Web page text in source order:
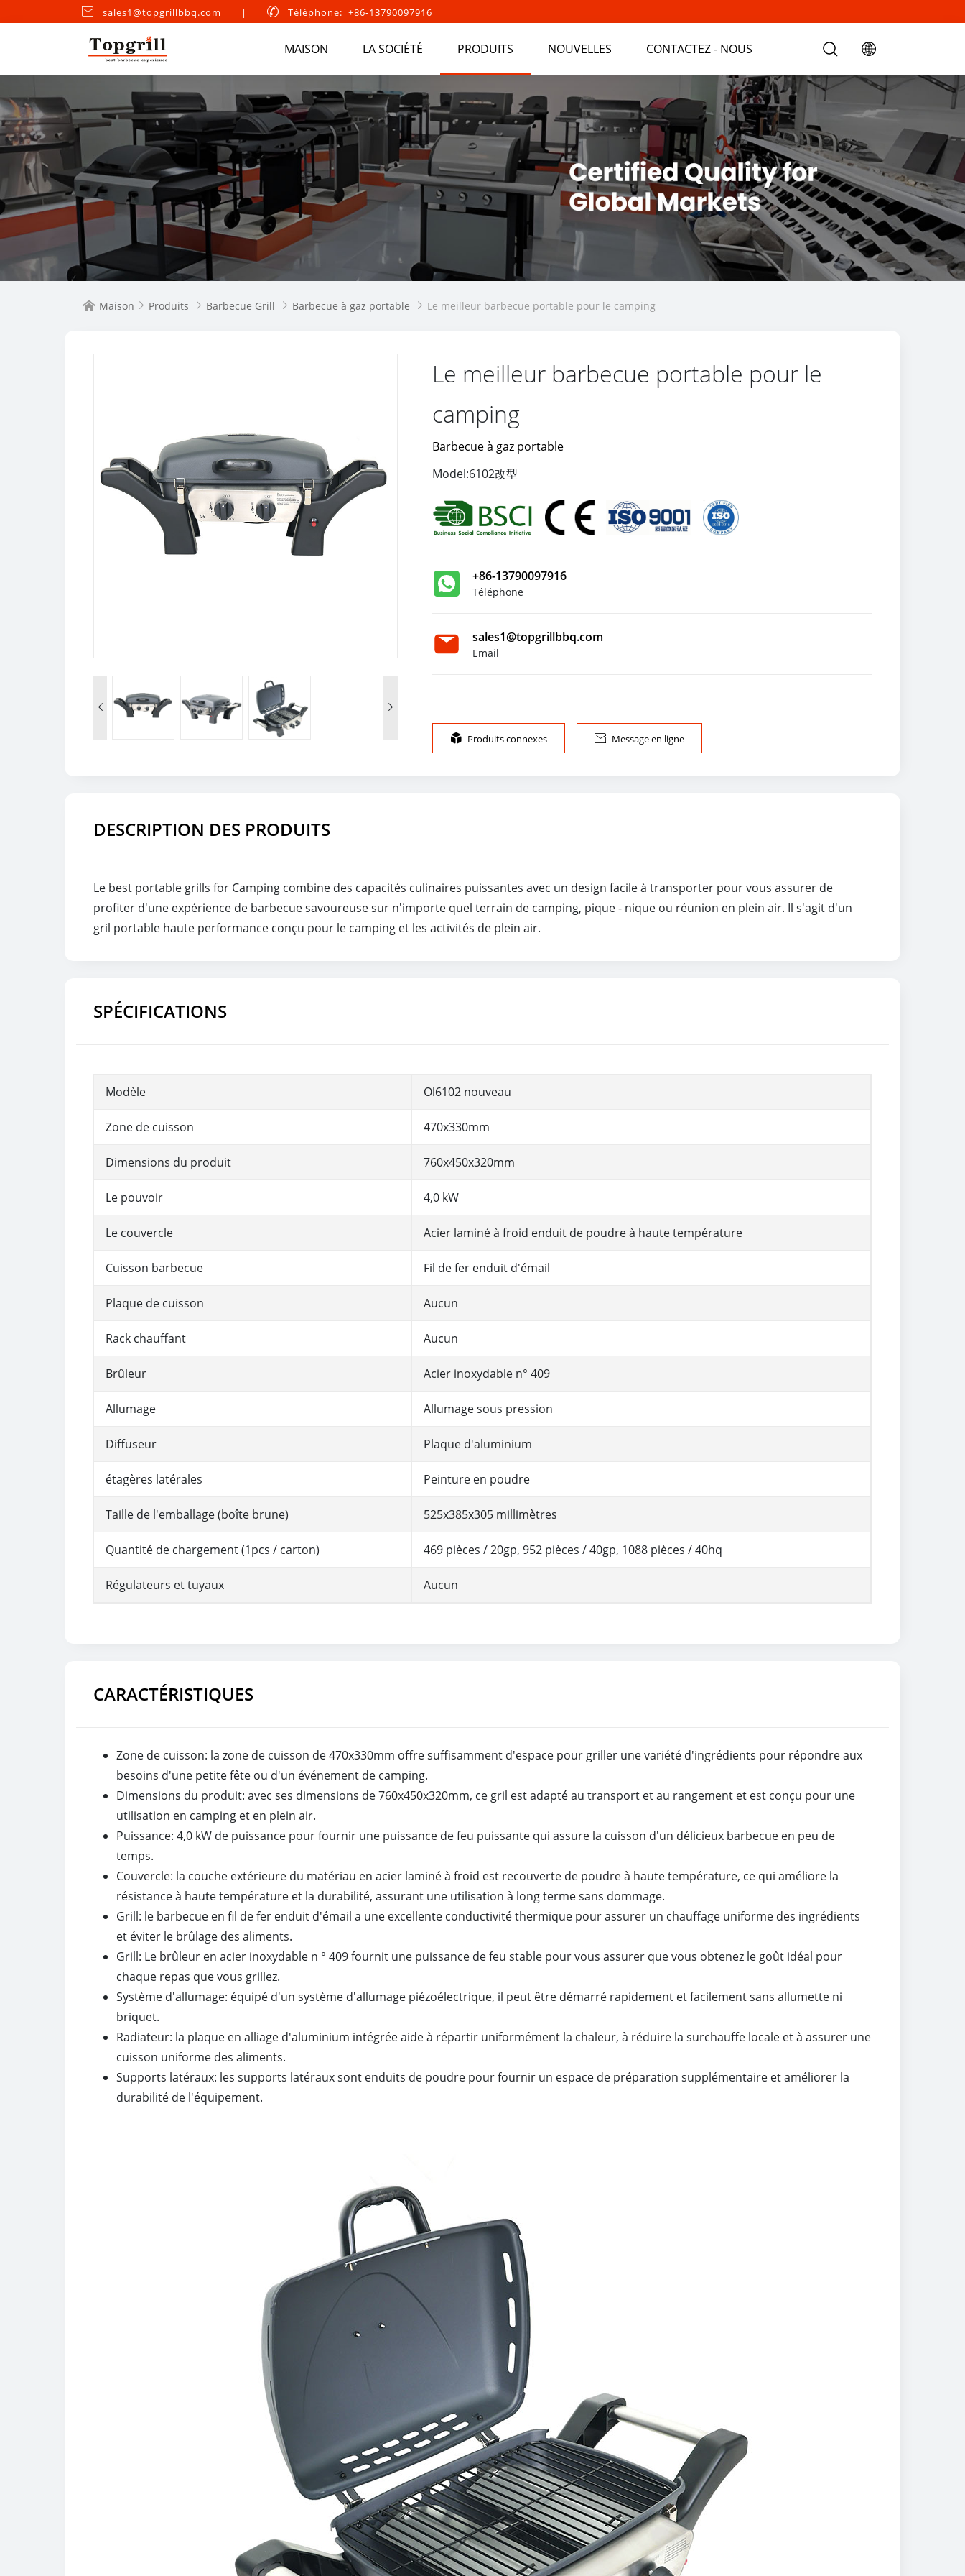
 sales1@topgrillbbq.com |  Téléphone: +86-13790097916
MAISON LA SOCIÉTÉ PRODUITS NOUVELLES CONTACTEZ - NOUS
 Maison  Produits  Barbecue Grill  Barbecue à gaz portable  Le meilleur barbecue portable pour le camping
 
Le meilleur barbecue portable pour le
camping
Barbecue à gaz portable
Model:6102改型
+86-13790097916
Téléphone
sales1@topgrillbbq.com
Email
 Produits connexes  Message en ligne
DESCRIPTION DES PRODUITS
Le best portable grills for Camping combine des capacités culinaires puissantes avec un design facile à transporter pour vous assurer de
profiter d'une expérience de barbecue savoureuse sur n'importe quel terrain de camping, pique - nique ou réunion en plein air. Il s'agit d'un
gril portable haute performance conçu pour le camping et les activités de plein air.
SPÉCIFICATIONS
Modèle Ol6102 nouveau
Zone de cuisson 470x330mm
Dimensions du produit 760x450x320mm
Le pouvoir 4,0 kW
Le couvercle Acier laminé à froid enduit de poudre à haute température
Cuisson barbecue Fil de fer enduit d'émail
Plaque de cuisson Aucun
Rack chauffant Aucun
Brûleur Acier inoxydable n° 409
Allumage Allumage sous pression
Diffuseur Plaque d'aluminium
étagères latérales Peinture en poudre
Taille de l'emballage (boîte brune) 525x385x305 millimètres
Quantité de chargement (1pcs / carton) 469 pièces / 20gp, 952 pièces / 40gp, 1088 pièces / 40hq
Régulateurs et tuyaux Aucun
CARACTÉRISTIQUES
Zone de cuisson: la zone de cuisson de 470x330mm offre suffisamment d'espace pour griller une variété d'ingrédients pour répondre aux
besoins d'une petite fête ou d'un événement de camping.
Dimensions du produit: avec ses dimensions de 760x450x320mm, ce gril est adapté au transport et au rangement et est conçu pour une
utilisation en camping et en plein air.
Puissance: 4,0 kW de puissance pour fournir une puissance de feu puissante qui assure la cuisson d'un délicieux barbecue en peu de
temps.
Couvercle: la couche extérieure du matériau en acier laminé à froid est recouverte de poudre à haute température, ce qui améliore la
résistance à haute température et la durabilité, assurant une utilisation à long terme sans dommage.
Grill: le barbecue en fil de fer enduit d'émail a une excellente conductivité thermique pour assurer un chauffage uniforme des ingrédients
et éviter le brûlage des aliments.
Grill: Le brûleur en acier inoxydable n ° 409 fournit une puissance de feu stable pour vous assurer que vous obtenez le goût idéal pour
chaque repas que vous grillez.
Système d'allumage: équipé d'un système d'allumage piézoélectrique, il peut être démarré rapidement et facilement sans allumette ni
briquet.
Radiateur: la plaque en alliage d'aluminium intégrée aide à répartir uniformément la chaleur, à réduire la surchauffe locale et à assurer une
cuisson uniforme des aliments.
Supports latéraux: les supports latéraux sont enduits de poudre pour fournir un espace de préparation supplémentaire et améliorer la
durabilité de l'équipement.